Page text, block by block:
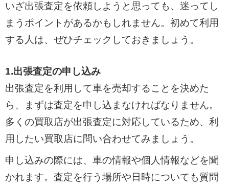
いざ出張査定を依頼しようと思っても、迷ってし
まうポイントがあるかもしれません。初めて利用
する人は、ぜひチェックしておきましょう。
1.出張査定の申し込み
出張査定を利用して車を売却することを決めた
ら、まずは査定を申し込まなければなりません。
多くの買取店が出張査定に対応しているため、利
用したい買取店に問い合わせてみましょう。
申し込みの際には、車の情報や個人情報などを聞
かれます。査定を行う場所や日時についても質問